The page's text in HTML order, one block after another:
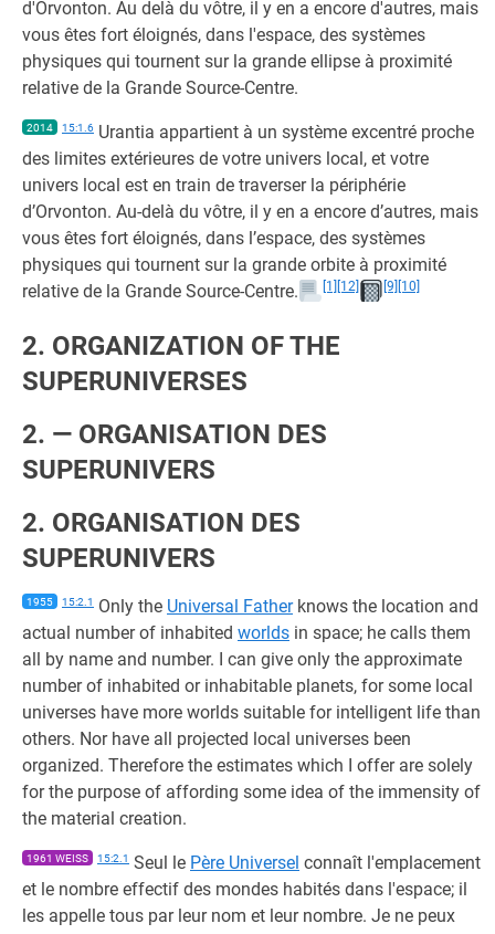
d'Orvonton. Au delà du vôtre, il y en a encore d'autres, mais
vous êtes fort éloignés, dans l'espace, des systèmes
physiques qui tournent sur la grande ellipse à proximité
relative de la Grande Source-Centre.
2014 15:1.6 Urantia appartient à un système excentré proche
des limites extérieures de votre univers local, et votre
univers local est en train de traverser la périphérie
d’Orvonton. Au-delà du vôtre, il y en a encore d’autres, mais
vous êtes fort éloignés, dans l’espace, des systèmes
physiques qui tournent sur la grande orbite à proximité
relative de la Grande Source-Centre.
[1] [12] [9] [10]
2. ORGANIZATION OF THE
SUPERUNIVERSES
2. — ORGANISATION DES
SUPERUNIVERS
2. ORGANISATION DES
SUPERUNIVERS
1955 15:2.1 Only the Universal Fatherknows the location and
actual number of inhabited worlds in space; he calls them
all by name and number. I can give only the approximate
number of inhabited or inhabitable planets, for some local
universes have more worlds suitable for intelligent life than
others. Nor have all projected local universes been
organized. Therefore the estimates which I offer are solely
for the purpose of affording some idea of the immensity of
the material creation.
1961 WEISS 15:2.1 Seul le Père Universel connaît l'emplacement
et le nombre effectif des mondes habités dans l'espace; il
les appelle tous par leur nom et leur nombre. Je ne peux